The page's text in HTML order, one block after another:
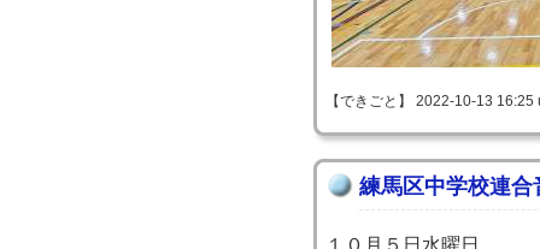
【できごと】 2022-10-13
練馬区中学校連合
１０月５日水曜日